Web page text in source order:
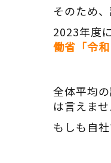
そのため
2023年度
働省「令
全体平均
は言えませ
もしも自